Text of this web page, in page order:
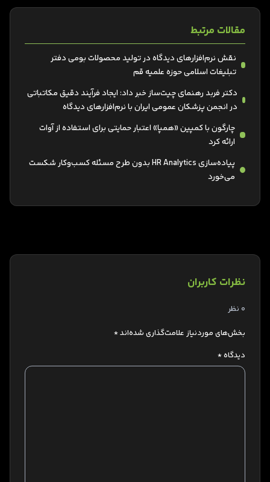
مقالات مرتبط
نقش نرم‌افزارهای دیدگاه در تولید محصولات بومی دفتر
تبلیغات اسلامی حوزه علمیه قم
دکتر فربد رهنمای چیت‌ساز خبر داد: ایجاد فرآیند دقیق مکاتباتی
در انجمن پزشکان عمومی ایران با نرم‌افزارهای دیدگاه
چارگون با کمپین «همپا» اعتبار حمایتی برای استفاده از آوات
ارائه کرد
پیاده‌سازی HR Analytics بدون طرح مسئله کسب‌وکار شکست
می‌خورد
نظرات کاربران
0 نظر
بخش‌های موردنیاز علامت‌گذاری شده‌اند*
دیدگاه*